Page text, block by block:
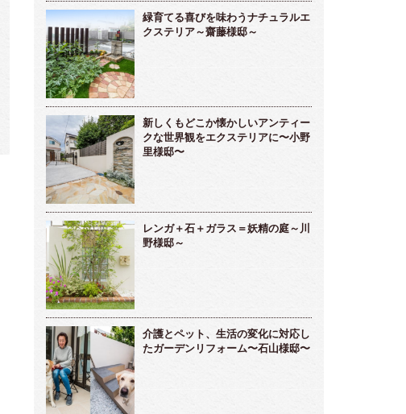
緑育てる喜びを味わうナチュラルエ
クステリア～齋藤様邸～
新しくもどこか懐かしいアンティー
クな世界観をエクステリアに〜小野
里様邸〜
レンガ＋石＋ガラス＝妖精の庭～川
野様邸～
介護とペット、生活の変化に対応し
たガーデンリフォーム〜石山様邸〜